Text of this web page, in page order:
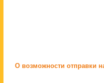
О возможности отправки